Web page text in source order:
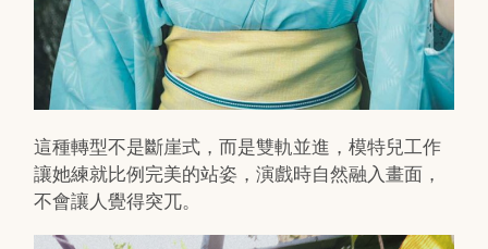
這種轉型不是斷崖式，而是雙軌並進，模特兒工作
讓她練就比例完美的站姿，演戲時自然融入畫面，
不會讓人覺得突兀。